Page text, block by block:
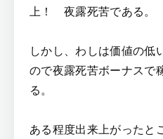
上！ 夜露死苦である。
しかし、わしは価値の低
ので夜露死苦ボーナスで
る。
ある程度出来上がったと